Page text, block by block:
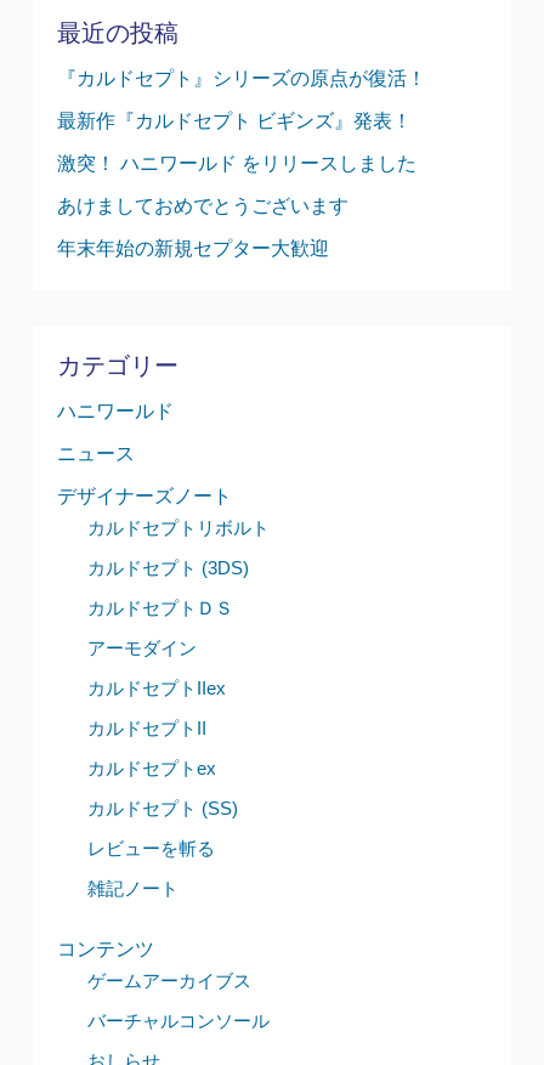
最近の投稿
『カルドセプト』シリーズの原点が復活！
最新作『カルドセプト ビギンズ』発表！
激突！ ハニワールド をリリースしました
あけましておめでとうございます
年末年始の新規セプター大歓迎
カテゴリー
ハニワールド
ニュース
デザイナーズノート
カルドセプトリボルト
カルドセプト (3DS)
カルドセプトＤＳ
アーモダイン
カルドセプトIIex
カルドセプトII
カルドセプトex
カルドセプト (SS)
レビューを斬る
雑記ノート
コンテンツ
ゲームアーカイブス
バーチャルコンソール